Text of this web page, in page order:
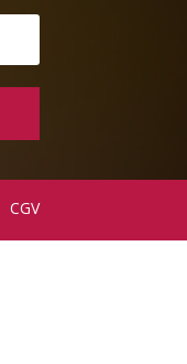
CGV